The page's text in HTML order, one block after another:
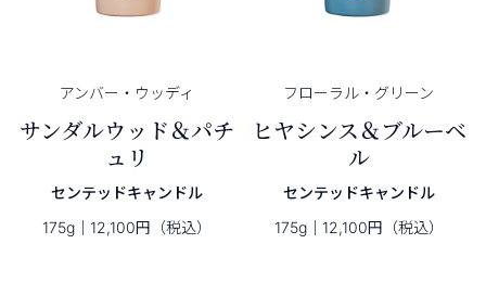
アンバー・ ウッディ
サンダルウッド＆パチ
ュリ
センテッドキャンドル
175g｜12,100円（税込）
フローラル・ グリーン
ヒヤシンス＆ブルーベ
ル
センテッドキャンドル
175g｜12,100円（税込）